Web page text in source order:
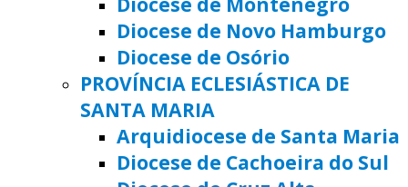
Diocese de Novo Hamburgo
Diocese de Osório
PROVÍNCIA ECLESIÁSTICA DE
SANTA MARIA
Arquidiocese de Santa Maria
Diocese de Cachoeira do Sul